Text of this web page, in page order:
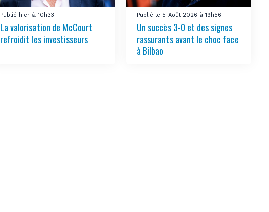
Publié hier à 10h33
La valorisation de McCourt
refroidit les investisseurs
Publié le 5 Août 2026 à 19h56
Un succès 3-0 et des signes
rassurants avant le choc face
à Bilbao